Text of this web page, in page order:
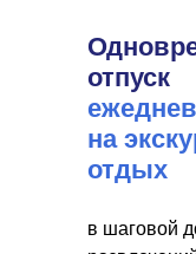
отпуск
на
отдых
в шаговой